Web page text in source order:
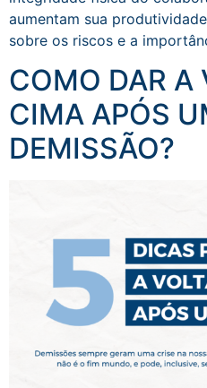
aumentam sua
sobre os riscos e a
COMO DAR A
CIMA APÓS
DEMISSÃO?